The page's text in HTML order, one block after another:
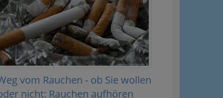
vom Rauchen - ob Sie wollen
nicht: Rauchen aufhören